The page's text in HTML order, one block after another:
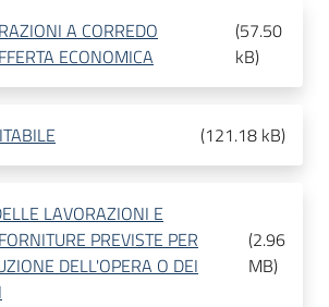
A CORREDO
ECONOMICA
(57.50
kB)
(121.18 kB)
LAVORAZIONI E
PREVISTE PER
DELL'OPERA O DEI
(2.96
MB)